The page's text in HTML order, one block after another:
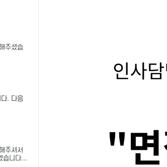
주셨습
. 다음
주셔서
습니다...